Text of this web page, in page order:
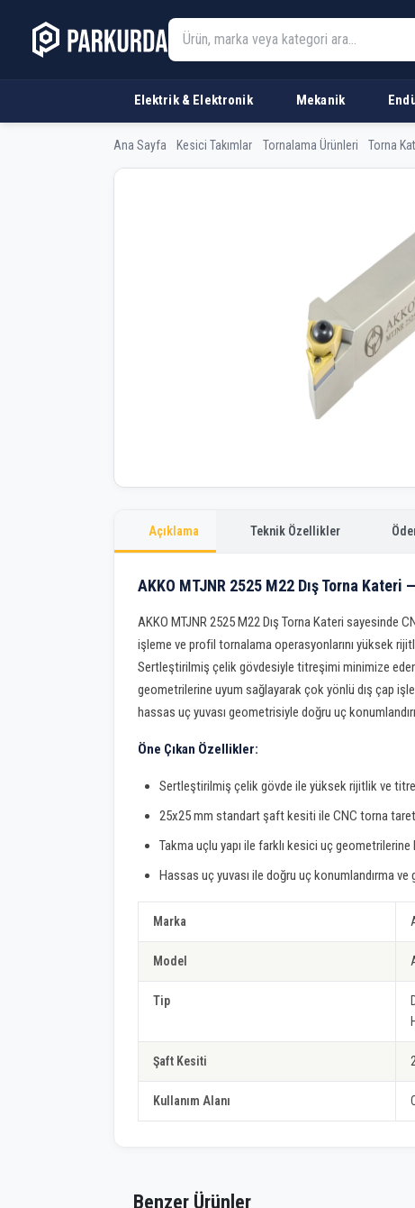
Elektrik & Elektronik Mekanik
Ana Sayfa Kesici Takımlar Tornalama Ürünleri Torna
AKKO MTJNR 2525
Açıklama Teknik Özellikler
AKKO MTJNR 2525 M22 Dış Torna Kateri
AKKO MTJNR 2525 M22 Dış Torna Kateri sayesinde
işleme ve profil tornalama operasyonlarını yüksek
Sertleştirilmiş çelik gövdesiyle titreşimi minimize
geometrilerine uyum sağlayarak çok yönlü dış çap
hassas uç yuvası geometrisiyle doğru uç
Öne Çıkan Özellikler:
Sertleştirilmiş çelik gövde ile yüksek rijitlik ve
25x25 mm standart şaft kesiti ile CNC torna
Takma uçlu yapı ile farklı kesici uç geometrilerine
Hassas uç yuvası ile doğru uç konumlandırma
Marka
Model
Tip
Şaft Kesiti
Kullanım Alanı
Benzer Ürünler